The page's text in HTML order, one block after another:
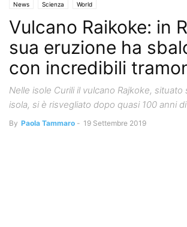
News Scienza World
Vulcano Raikoke: in
sua eruzione ha
con incredibili
Nelle isole Curili il vulcano Rajkoke, situato
isola, si è risvegliato dopo quasi 100 anni
By Paola Tammaro - 19 Settembre 2019